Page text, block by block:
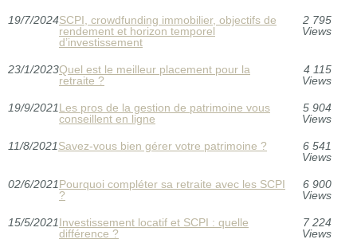
19/7/2024SCPI, crowdfunding immobilier, objectifs de
rendement et horizon temporel
d’investissement
2 795
Views
23/1/2023Quel est le meilleur placement pour la
retraite ?
4 115
Views
19/9/2021Les pros de la gestion de patrimoine vous
conseillent en ligne
5 904
Views
11/8/2021Savez-vous bien gérer votre patrimoine ?
6 541
Views
02/6/2021Pourquoi compléter sa retraite avec les SCPI
?
6 900
Views
15/5/2021Investissement locatif et SCPI : quelle
différence ?
7 224
Views